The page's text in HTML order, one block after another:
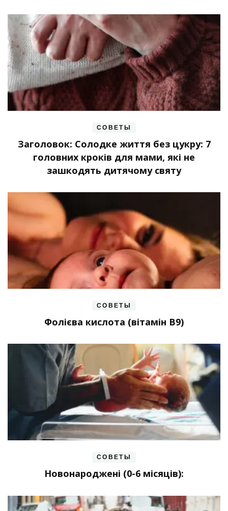
СОВЕТЫ
Заголовок: Солодке життя без цукру: 7
головних кроків для мами, які не
зашкодять дитячому святу
СОВЕТЫ
Фолієва кислота (вітамін В9)
СОВЕТЫ
Новонароджені (0-6 місяців):